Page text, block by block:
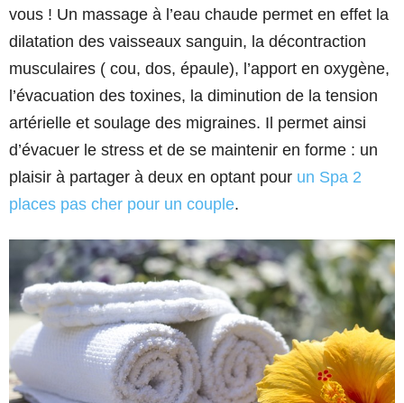
vous ! Un massage à l’eau chaude permet en effet la
dilatation des vaisseaux sanguin, la décontraction
musculaires ( cou, dos, épaule), l’apport en oxygène,
l’évacuation des toxines, la diminution de la tension
artérielle et soulage des migraines. Il permet ainsi
d’évacuer le stress et de se maintenir en forme : un
plaisir à partager à deux en optant pour un Spa 2
places pas cher pour un couple.